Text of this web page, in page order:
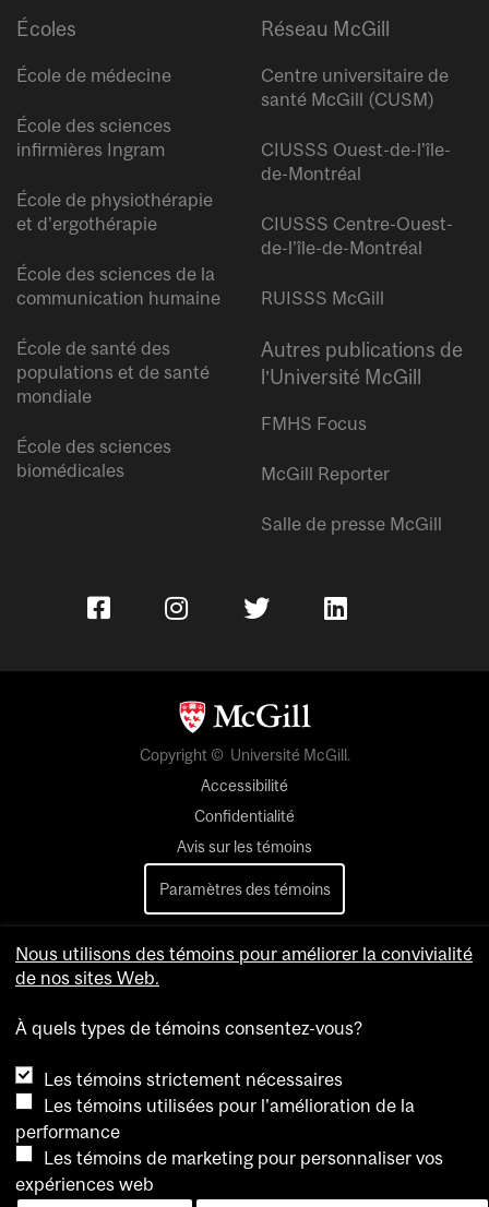
Écoles
École de médecine
École des sciences
infirmières Ingram
École de physiothérapie
et d’ergothérapie
École des sciences de la
communication humaine
École de santé des
populations et de santé
mondiale
École des sciences
biomédicales
Réseau McGill
Centre universitaire de
santé McGill (CUSM)
CIUSSS Ouest-de-l’île-
de-Montréal
CIUSSS Centre-Ouest-
de-l’île-de-Montréal
RUISSS McGill
Autres publications de
l’Université McGill
FMHS Focus
McGill Reporter
Salle de presse McGill
Copyright © Université McGill.
Accessibilité
Confidentialité
Avis sur les témoins
Paramètres des témoins
Nous utilisons des témoins pour améliorer la convivialité
de nos sites Web.
À quels types de témoins consentez-vous?
Les témoins strictement nécessaires
Les témoins utilisées pour l'amélioration de la
performance
Les témoins de marketing pour personnaliser vos
expériences web